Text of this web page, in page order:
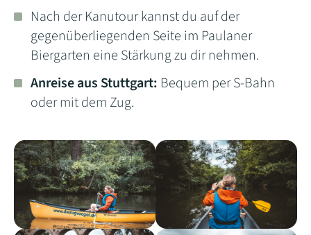
Nach der Kanutour kannst du auf der
gegenüberliegenden Seite im Paulaner
Biergarten eine Stärkung zu dir nehmen.
Anreise aus Stuttgart: Bequem per S-Bahn
oder mit dem Zug.